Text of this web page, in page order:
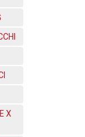
X